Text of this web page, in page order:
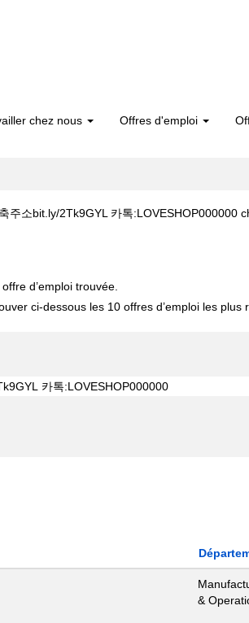
chez nous Offres d'emploi
주소bit.ly/2Tk9GYL 카톡:LOVESHOP000000
d’emploi trouvée.
ci-dessous les 10 offres d’emploi les plus
&